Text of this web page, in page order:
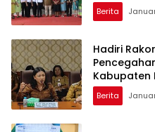
Berita
Hadiri
Kabupaten
Berita